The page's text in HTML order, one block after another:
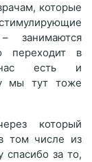
которые
занимаются
переходит в
нас есть и
мы тут тоже
который
том числе из
за то,